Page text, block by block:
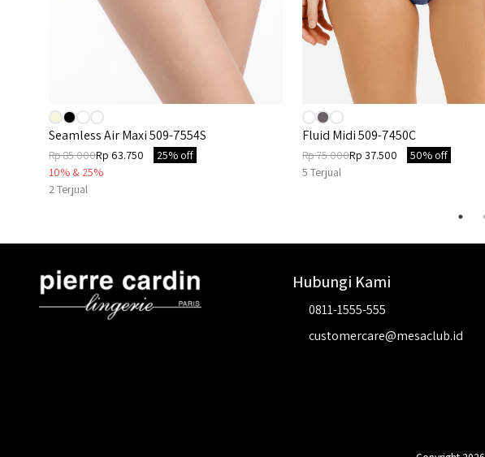
Seamless Air Maxi 509-7554S
Rp 85.000Rp 63.750
25% off
10% & 25%
2Terjual
Fluid Midi 509-7450C
Rp 75.000Rp 37.500
50% off
5 Terjual
Hubungi Kami
0811-1555-555
customercare@mesaclub.id